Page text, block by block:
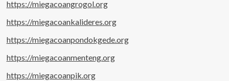
https://miegacoangrogol.org
https://miegacoankalideres.org
https://miegacoanpondokgede.org
https://miegacoanmenteng.org
https://miegacoanpik.org